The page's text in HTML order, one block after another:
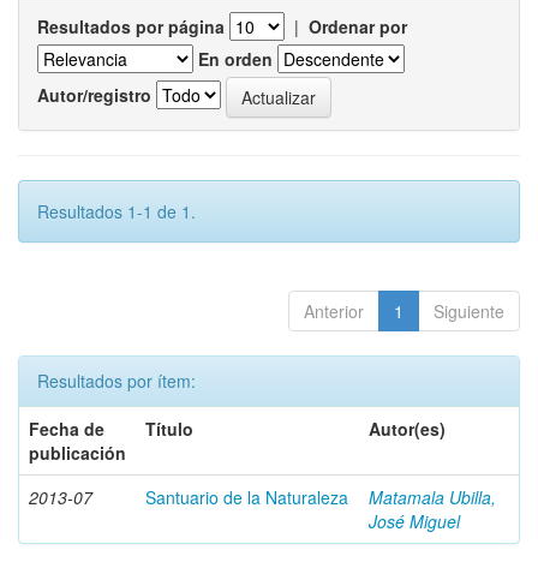
Resultados por página | Ordenar por
En orden
Autor/registro
Resultados 1-1 de 1.
Anterior 1 Siguiente
Resultados por ítem:
Fecha de
publicación
Título Autor(es)
2013-07 Santuario de la Naturaleza
Matamala Ubilla,
José Miguel